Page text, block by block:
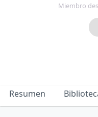
Miembro
Resumen